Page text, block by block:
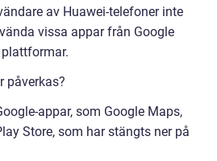
av Huawei-telefoner inte
vissa appar från Google
plattformar.
påverkas?
appar, som Google Maps,
Store, som har stängts ner på